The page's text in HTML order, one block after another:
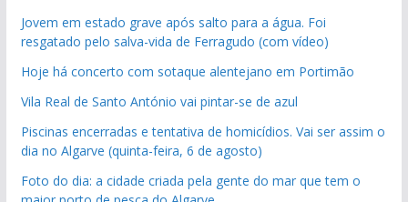
Jovem em estado grave após salto para a água. Foi
resgatado pelo salva-vida de Ferragudo (com vídeo)
Hoje há concerto com sotaque alentejano em Portimão
Vila Real de Santo António vai pintar-se de azul
Piscinas encerradas e tentativa de homicídios. Vai ser assim o
dia no Algarve (quinta-feira, 6 de agosto)
Foto do dia: a cidade criada pela gente do mar que tem o